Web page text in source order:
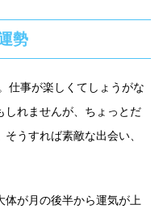
勢
仕事が楽しくてしょうがな
しれませんが、ちょっとだ
うすれば素敵な出会い、
体が月の後半から運気が上